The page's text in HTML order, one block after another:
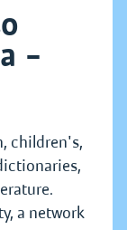
–
children's,
a network